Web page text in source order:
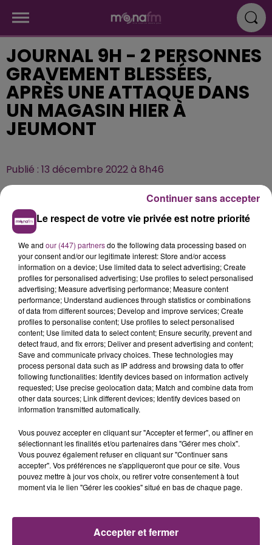
JOURNAL 9H - 2 PERSONNES
GRAVEMENT BLESSÉES,
APRÈS UNE ATTAQUE DANS
UN MAGASIN HIER À
JEUMONT
Publié : 13 décembre 2022 à 8h46
Le respect de votre vie privée est notre priorité
We and our (447) partnersdo the following data processing based on
your consent and/or our legitimate interest: Store and/or access
information on a device; Use limited data to select advertising; Create
profiles for personalised advertising; Use profiles to select personalised
advertising; Measure advertising performance; Measure content
performance; Understand audiences through statistics or combinations
of data from different sources; Develop and improve services; Create
profiles to personalise content; Use profiles to select personalised
content; Use limited data to select content; Ensure security, prevent and
detect fraud, and fix errors; Deliver and present advertising and content;
Save and communicate privacy choices. These technologies may
process personal data such as IP address and browsing data to offer
following functionalities: Identify devices based on information actively
requested; Use precise geolocation data; Match and combine data from
other data sources; Link different devices; Identify devices based on
information transmitted automatically.
Vous pouvez accepter en cliquant sur "Accepter et fermer", ou affiner en
sélectionnant les finalités et/ou partenaires dans "Gérer mes choix".
Vous pouvez également refuser en cliquant sur "Continuer sans
accepter". Vos préférences ne s'appliqueront que pour ce site. Vous
pouvez mettre à jour vos choix, ou retirer votre consentement à tout
moment via le lien "Gérer les cookies" situé en bas de chaque page.
Accepter et fermer
Continuer sans accepter